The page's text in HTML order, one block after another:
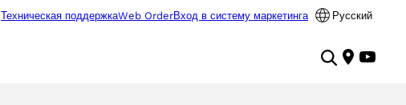
Техническая поддержкаWeb OrderВход в систему маркетинга Русский